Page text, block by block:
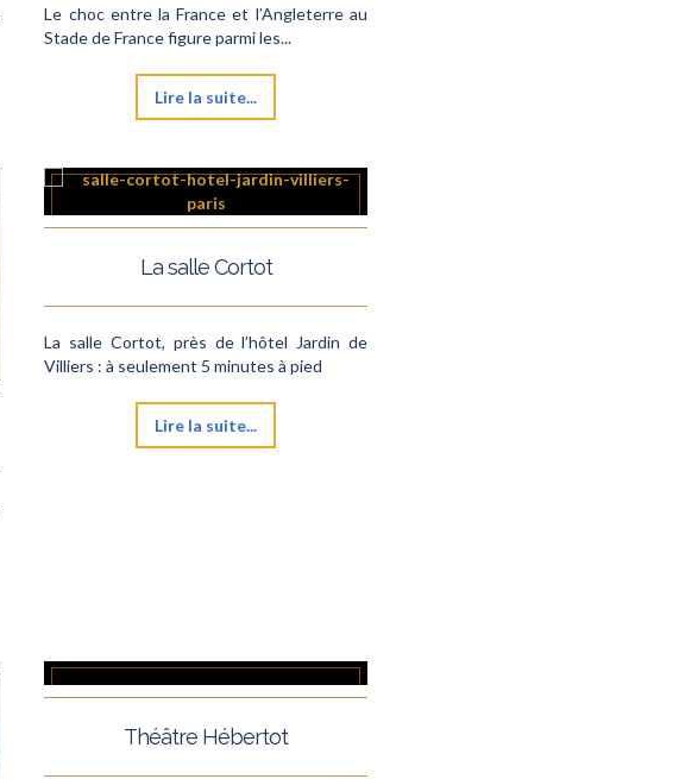
Le choc entre la France et l’Angleterre au
Stade de France figure parmi les...
Lire la suite...
La salle Cortot
La salle Cortot, près de l’hôtel Jardin de
Villiers : à seulement 5 minutes à pied
Lire la suite...
Théâtre Hébertot